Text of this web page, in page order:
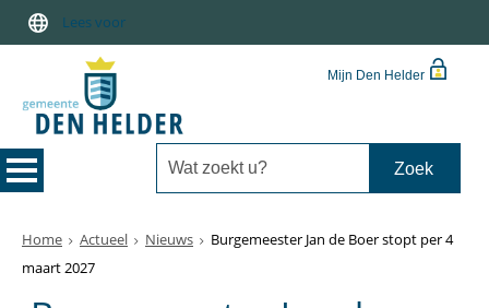
Lees voor
Mijn Den Helder
Home Actueel Nieuws
Burgemeester Jan de Boer stopt per 4
maart 2027